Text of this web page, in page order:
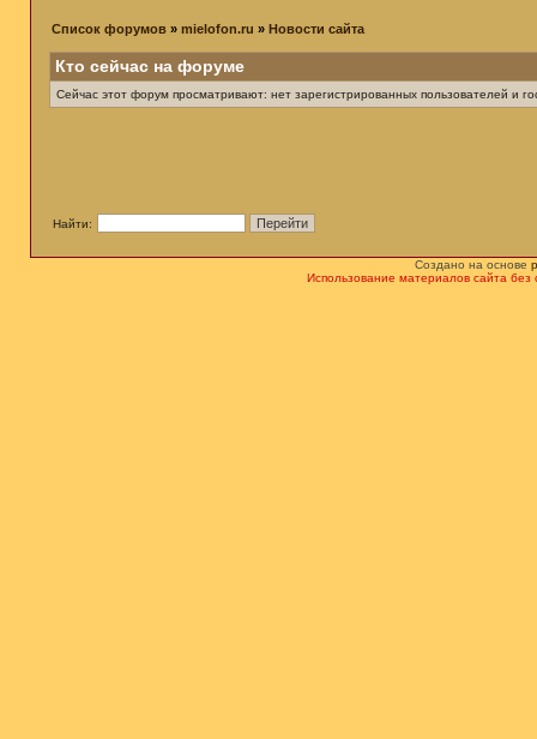
Список форумов » mielofon.ru » Новости сайта
Кто сейчас на форуме
Сейчас этот форум просматривают: нет зарегистрированных пользователей и
Найти:
Создано на основе
Использование материалов сайта